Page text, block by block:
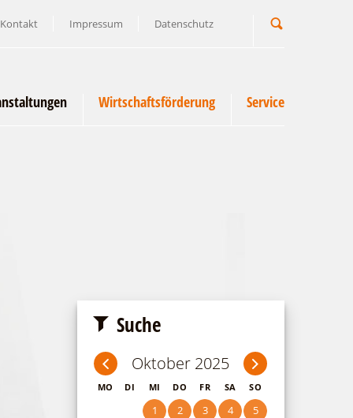
Kontakt Impressum Datenschutz
Wirtschaftsförderung Service
Suche
Oktober 2025
MO DI MI DO FR SA SO
1 2 3 4
5